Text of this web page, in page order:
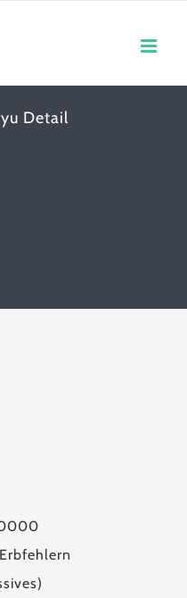
Detail